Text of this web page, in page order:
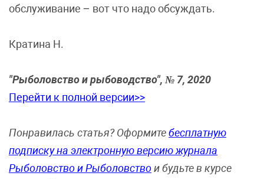
обслуживание – вот что надо обсуждать.
Кратина Н.
"Рыболовство и рыбоводство", № 7, 2020
Перейти к полной версии>>
Понравилась статья? Оформитебесплатную
подписку на электронную версию журнала
Рыболовство и Рыболовствои будьте в курсе